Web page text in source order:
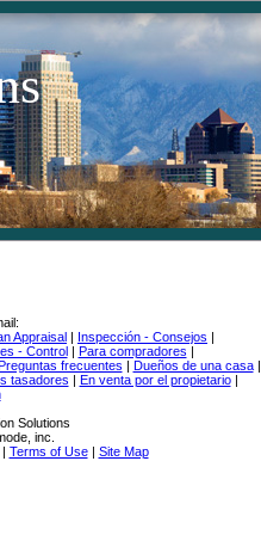
Appraisal | Inspección - Consejos |
- Control| Para compradores |
frecuentes | Dueños de una casa|
tasadores | En venta por el propietario|
Solutions
inc.
Terms of Use| Site Map